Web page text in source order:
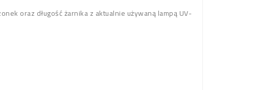
oraz długość żarnika z aktualnie używaną lampą UV-